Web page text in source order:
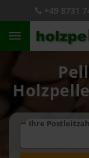
+49 8731
Ihre